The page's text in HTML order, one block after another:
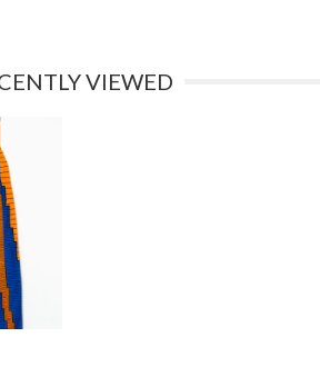
VIEWED